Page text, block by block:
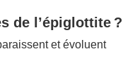
de l’épiglottite ?
et évoluent